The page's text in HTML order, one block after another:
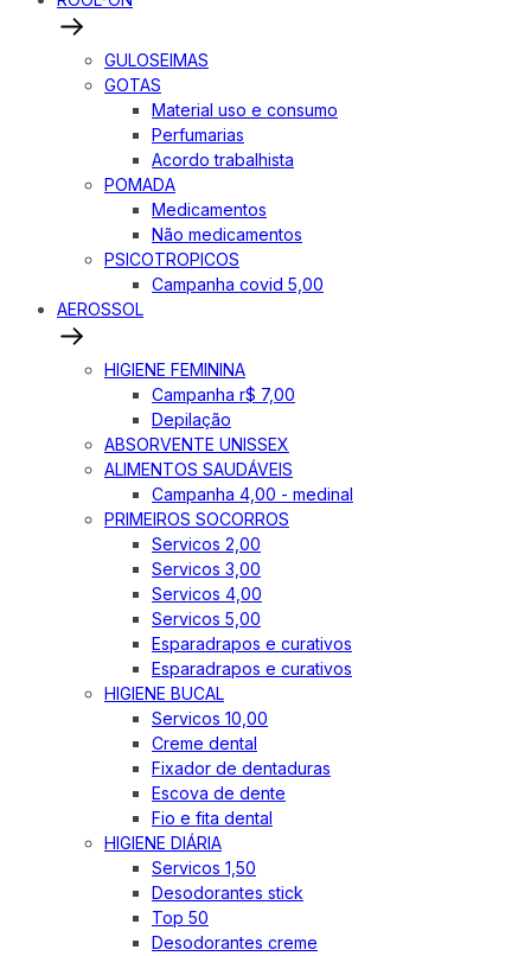
GULOSEIMAS
GOTAS
Material uso e consumo
Perfumarias
Acordo trabalhista
POMADA
Medicamentos
Não medicamentos
PSICOTROPICOS
Campanha covid 5,00
AEROSSOL
HIGIENE FEMININA
Campanha r$ 7,00
Depilação
ABSORVENTE UNISSEX
ALIMENTOS SAUDÁVEIS
Campanha 4,00 - medinal
PRIMEIROS SOCORROS
Servicos 2,00
Servicos 3,00
Servicos 4,00
Servicos 5,00
Esparadrapos e curativos
Esparadrapos e curativos
HIGIENE BUCAL
Servicos 10,00
Creme dental
Fixador de dentaduras
Escova de dente
Fio e fita dental
HIGIENE DIÁRIA
Servicos 1,50
Desodorantes stick
Top 50
Desodorantes creme